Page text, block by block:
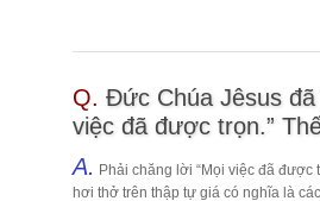
Q. Đức Chúa Jêsus
việc đã được trọn.”
A. Phải chăng lời “Mọi việc đã
hơi thở trên thập tự giá có nghĩa là